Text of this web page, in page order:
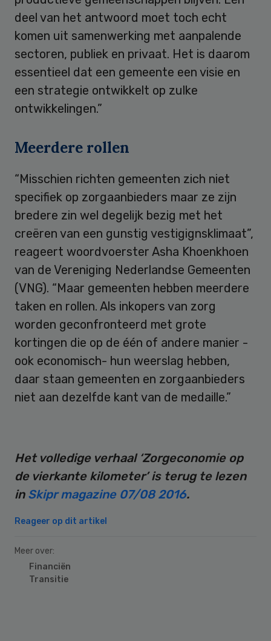
deel van het antwoord moet toch echt
komen uit samenwerking met aanpalende
sectoren, publiek en privaat. Het is daarom
essentieel dat een gemeente een visie en
een strategie ontwikkelt op zulke
ontwikkelingen.”
Meerdere rollen
“Misschien richten gemeenten zich niet
specifiek op zorgaanbieders maar ze zijn
bredere zin wel degelijk bezig met het
creëren van een gunstig vestigignsklimaat”,
reageert woordvoerster Asha Khoenkhoen
van de Vereniging Nederlandse Gemeenten
(VNG). “Maar gemeenten hebben meerdere
taken en rollen. Als inkopers van zorg
worden geconfronteerd met grote
kortingen die op de één of andere manier -
ook economisch- hun weerslag hebben,
daar staan gemeenten en zorgaanbieders
niet aan dezelfde kant van de medaille.”
Het volledige verhaal ‘Zorgeconomie op
de vierkante kilometer’ is terug te lezen
in Skipr magazine 07/08 2016.
Reageer op dit artikel
Meer over:
Financiën
Transitie